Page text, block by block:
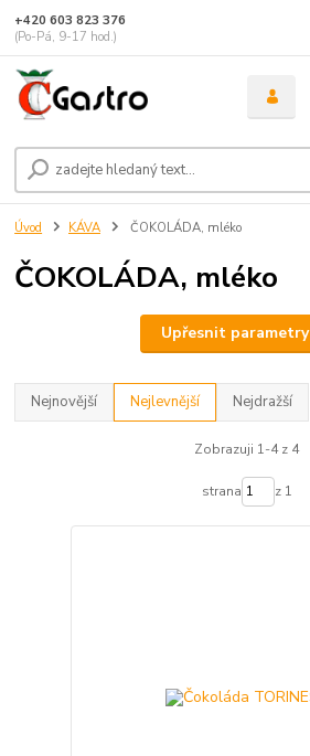
+420 603 823 376
(Po-Pá, 9-17 hod.)
Úvod KÁVA ČOKOLÁDA, mléko
ČOKOLÁDA, mléko
Upřesnit parametry
Nejnovější Nejlevnější Nejdražší
Zobrazuji 1-4 z 4
strana z 1